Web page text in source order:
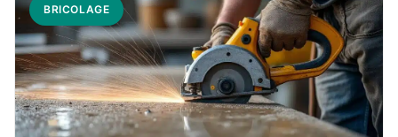
BRICOLAGE